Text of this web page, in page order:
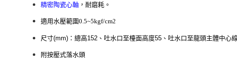
精密陶瓷心軸，耐磨耗。
適用水壓範圍0.5~5kgf/cm2
尺寸(mm)：總高152、吐水口至檯面高度55、吐水口至龍頭主體中心
附按壓式落水頭